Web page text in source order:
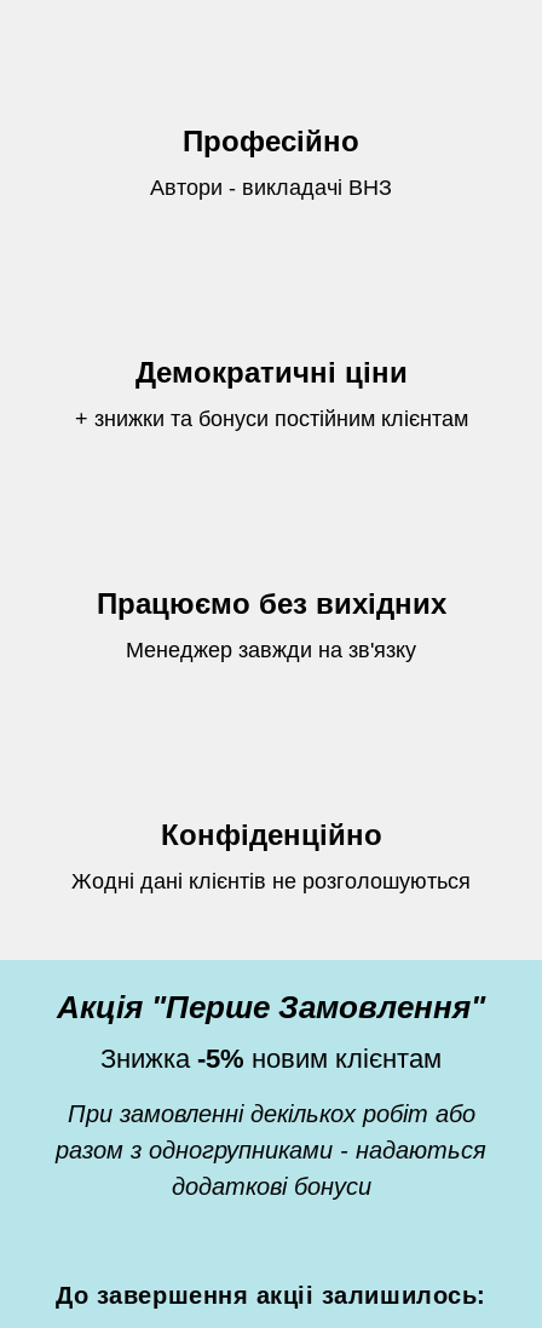
Професійно
Автори - викладачі ВНЗ
Демократичні ціни
+ знижки та бонуси постійним клієнтам
Працюємо без вихідних
Менеджер завжди на зв'язку
Конфіденційно
Жодні дані клієнтів не розголошуються
Акція "Перше Замовлення"
Знижка -5% новим клієнтам
При замовленні декількох робіт або
разом з одногрупниками - надаються
додаткові бонуси
До завершення акціі залишилось: